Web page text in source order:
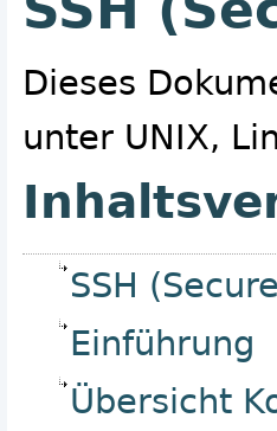
Dieses
unter UNIX,
SSH
Einführung
Übersicht